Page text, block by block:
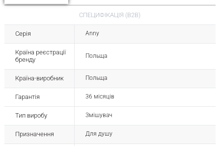
СПЕЦИФІКАЦІЯ (B2B)
Серія Anny
Країна реєстрації
бренду
Польща
Країна-виробник Польща
Гарантія 36 місяців
Тип виробу Змішувач
Призначення Для душу